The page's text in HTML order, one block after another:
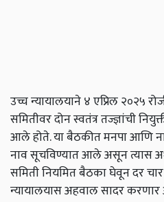
उच्चन्यायालयाने४एप्रिल२०२५
समितीवरदोनस्वतंत्रतज्ज्ञांची
आलेहोते.याबैठकीतमनपाआणि
नावसूचविण्यातआलेअसूनत्यास
समितीनियमितबैठकाघेवूनदरचार
न्यायालयासअहवालसादरकरणार